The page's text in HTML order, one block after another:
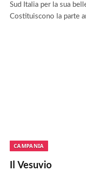
Sud Italia per la sua
Costituiscono la parte
CAMPANIA
Il Vesuvio